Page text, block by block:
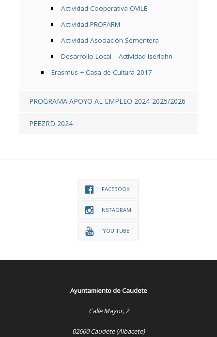
Actividad Cooperativa OVILE
Actividad PROFARM
Actividad Asociación Sementera
Desarrollo Local – Actividad Iserlohn
Erasmus + Casa de Cultura 2017
PROGRAMA APOYO AL EMPLEO 2024-2025/2026
PEEZRD 2024
FACEBOOK
INSTAGRAM
YOU TUBE
Ayuntamiento de Caudete
Calle Mayor, 2
02660 Caudete (Albacete)